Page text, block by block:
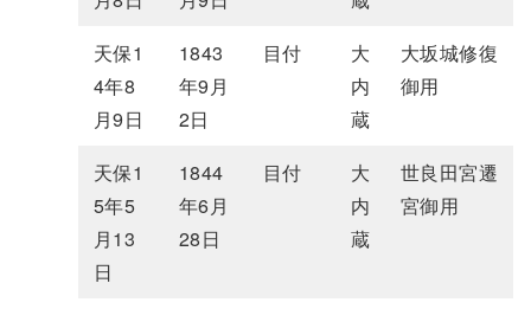
天保1
4年8
月9日
1843
年9月
2日
目付
大
内
蔵
大坂城修復
御用
天保1
5年5
月13
日
1844
年6月
28日
目付
大
内
蔵
世良田宮遷
宮御用